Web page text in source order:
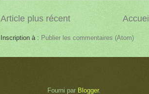
Article plus récent Accueil
Inscription à : Publier les commentaires (Atom)
Fourni par Blogger.